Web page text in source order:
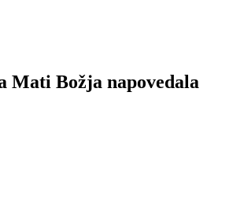
Mati Božja napovedala